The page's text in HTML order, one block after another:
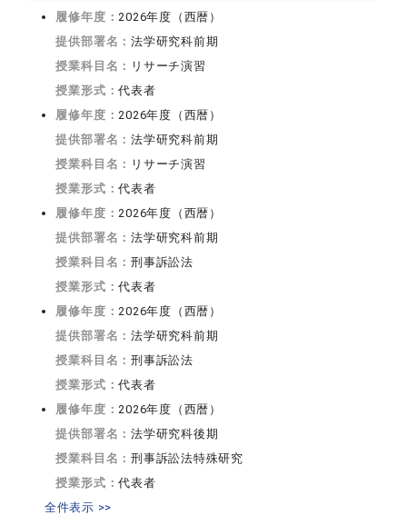
履修年度：2026年度（西暦）
提供部署名：法学研究科前期
授業科目名： リサーチ演習
授業形式：代表者
履修年度：2026年度（西暦）
提供部署名：法学研究科前期
授業科目名： リサーチ演習
授業形式：代表者
履修年度：2026年度（西暦）
提供部署名：法学研究科前期
授業科目名：刑事訴訟法
授業形式：代表者
履修年度：2026年度（西暦）
提供部署名：法学研究科前期
授業科目名：刑事訴訟法
授業形式：代表者
履修年度：2026年度（西暦）
提供部署名：法学研究科後期
授業科目名：刑事訴訟法特殊研究
授業形式：代表者
全件表示 >>